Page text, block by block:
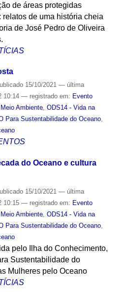
de áreas protegidas
relatos de uma história cheia
de José Pedro de Oliveira
15/10/2021 — última
10:14 — registrado em: Evento
Meio Ambiente, ODS14 - Vida na
Para Sustentabilidade do Oceano,
do Oceano e cultura
15/10/2021 — última
10:15 — registrado em: Evento
Meio Ambiente, ODS14 - Vida na
Para Sustentabilidade do Oceano,
pelo Ilha do Conhecimento,
Sustentabilidade do
Mulheres pelo Oceano